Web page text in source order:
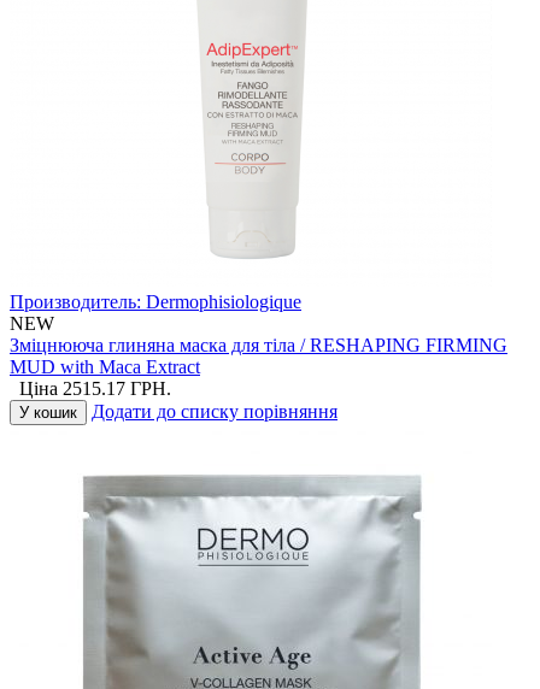
Производитель: Dermophisiologique
NEW
Зміцнююча глиняна маска для тіла / RESHAPING FIRMING
MUD with Maca Extract
Ціна 2515.17 ГРН.
У кошик Додати до списку порівняння